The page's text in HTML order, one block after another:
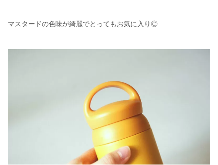
マスタードの色味が綺麗でとってもお気に入り◎